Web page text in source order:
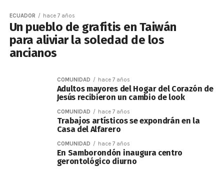
ECUADOR hace 7 años
Un pueblo de grafitis en Taiwán
para aliviar la soledad de los
ancianos
COMUNIDAD hace 7 años
Adultos mayores del Hogar del Corazón de
Jesús recibieron un cambio de look
COMUNIDAD hace 7 años
Trabajos artísticos se expondrán en la
Casa del Alfarero
COMUNIDAD hace 7 años
En Samborondón inaugura centro
gerontológico diurno